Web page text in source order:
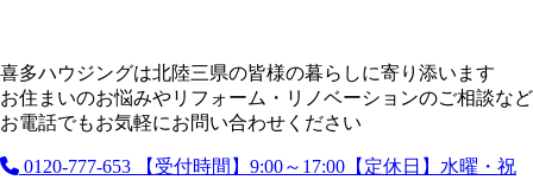
喜多ハウジングは北陸三県の皆様の暮らしに寄り添います
お住まいのお悩みやリフォーム・リノベーションのご相談など
お電話でもお気軽にお問い合わせください
0120-777-653
【受付時間】9:00～17:00【定休日】水曜・祝